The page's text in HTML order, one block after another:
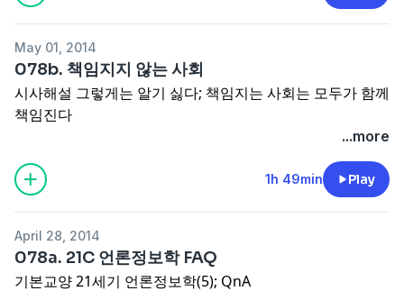
May 01, 2014
078b. 책임지지 않는 사회
시사해설 그렇게는 알기 싫다; 책임지는 사회는 모두가 함께
책임진다
...more
1h 49min Play
April 28, 2014
078a. 21C 언론정보학 FAQ
기본교양 21세기 언론정보학(5); QnA